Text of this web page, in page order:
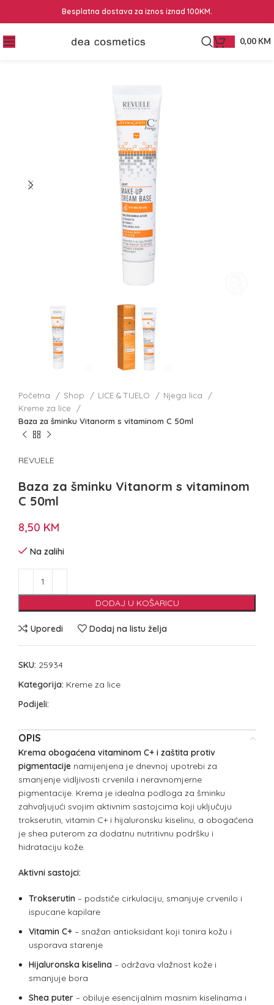
Besplatna dostava za iznos iznad 100KM.
0,00 KM
Početna Shop LICE & TIJELO
Njega lica
Kreme za lice
Baza za šminku Vitanorm s vitaminom C 50ml
REVUELE
Baza za šminku Vitanorm s vitaminom
C 50ml
8,50 KM
Na zalihi
DODAJ U KOŠARICU
Uporedi Dodaj na listu želja
SKU: 25934
Kategorija: Kreme za lice
Podijeli:
OPIS
Krema obogaćena vitaminom C+ i zaštita protiv
pigmentacije namijenjena je dnevnoj upotrebi za
smanjenje vidljivosti crvenila i neravnomjerne
pigmentacije. Krema je idealna podloga za šminku
zahvaljujući svojim aktivnim sastojcima koji uključuju
trokserutin, vitamin C+ i hijaluronsku kiselinu, a obogaćena
je shea puterom za dodatnu nutritivnu podršku i
hidrataciju kože.
Aktivni sastojci:
Trokserutin – podstiče cirkulaciju, smanjuje crvenilo i
ispucane kapilare
Vitamin C+ – snažan antioksidant koji tonira kožu i
usporava starenje
Hijaluronska kiselina – održava vlažnost kože i
smanjuje bora
Shea puter – obiluje esencijalnim masnim kiselinama i